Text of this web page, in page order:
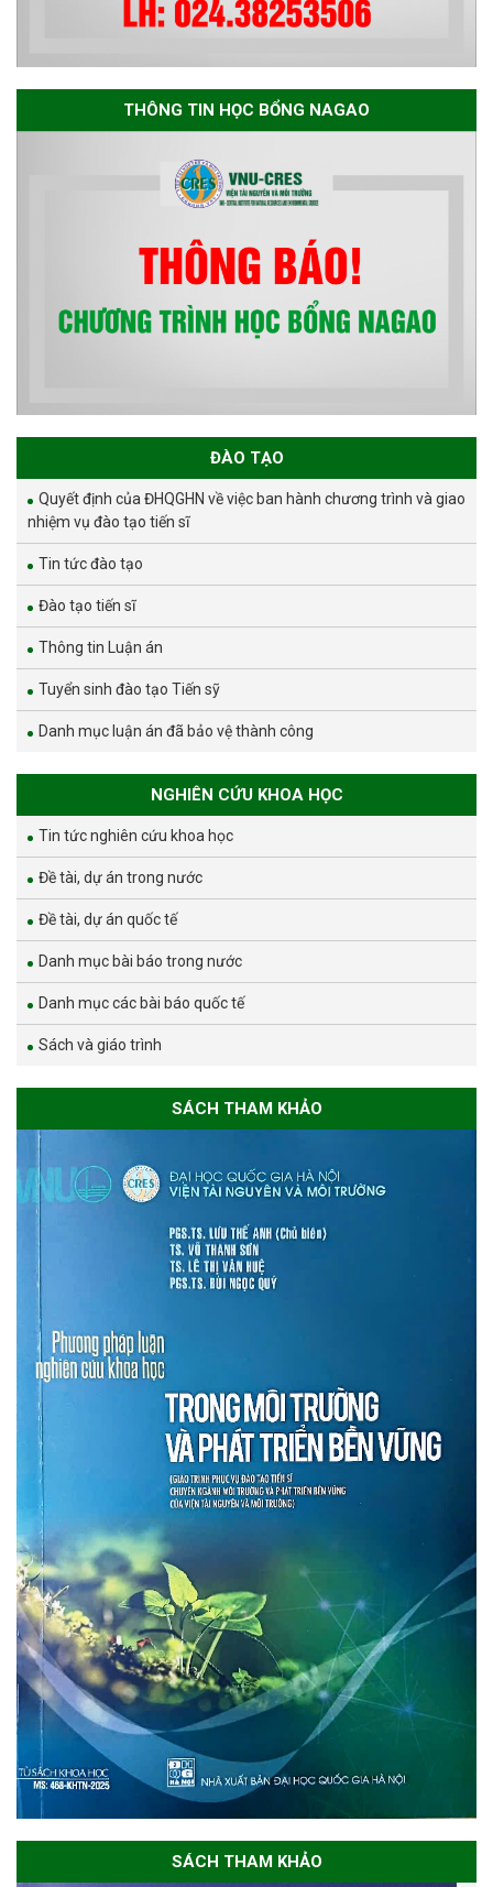
THÔNG TIN HỌC BỔNG NAGAO
ĐÀO TẠO
Quyết định của ĐHQGHN về việc ban hành chương trình và giao
nhiệm vụ đào tạo tiến sĩ
Tin tức đào tạo
Đào tạo tiến sĩ
Thông tin Luận án
Tuyển sinh đào tạo Tiến sỹ
Danh mục luận án đã bảo vệ thành công
NGHIÊN CỨU KHOA HỌC
Tin tức nghiên cứu khoa học
Đề tài, dự án trong nước
Đề tài, dự án quốc tế
Danh mục bài báo trong nước
Danh mục các bài báo quốc tế
Sách và giáo trình
SÁCH THAM KHẢO
SÁCH THAM KHẢO